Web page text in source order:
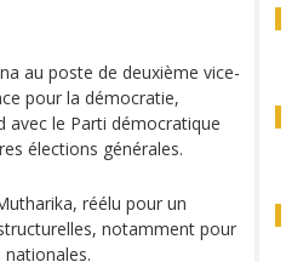
au poste de deuxième vice-
pour la démocratie,
avec le Parti démocratique
élections générales.
réélu pour un
notamment pour